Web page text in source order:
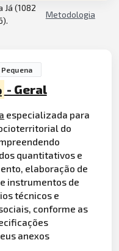
Já (1082
Metodologia
Pequena
- Geral
especializada para
do
quantitativos e
elaboração de
instrumentos de
técnicos e
conforme as
anexos